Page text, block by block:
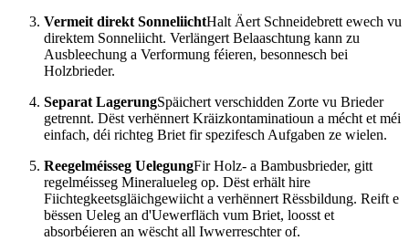
Vermeit direkt SonneliichtHalt Äert Schneidebrett ewech vu
direktem Sonneliicht. Verlängert Belaaschtung kann zu
Ausbleechung a Verformung féieren, besonnesch bei
Holzbrieder.
Separat LagerungSpäichert verschidden Zorte vu Brieder
getrennt. Dëst verhënnert Kräizkontaminatioun a mécht et méi
einfach, déi richteg Briet fir spezifesch Aufgaben ze wielen.
Reegelméisseg UelegungFir Holz- a Bambusbrieder, gitt
regelméisseg Mineralueleg op. Dëst erhält hire
Fiichtegkeetsgläichgewiicht a verhënnert Rëssbildung. Reift e
bëssen Ueleg an d'Uewerfläch vum Briet, loosst et
absorbéieren an wëscht all Iwwerreschter of.